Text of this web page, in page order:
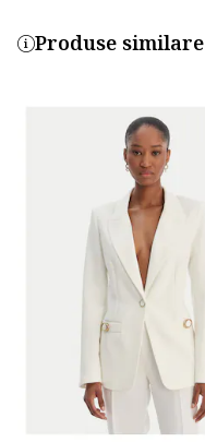
Produse similare